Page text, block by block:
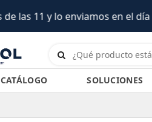
CATÁLOGO SOLUCIONES